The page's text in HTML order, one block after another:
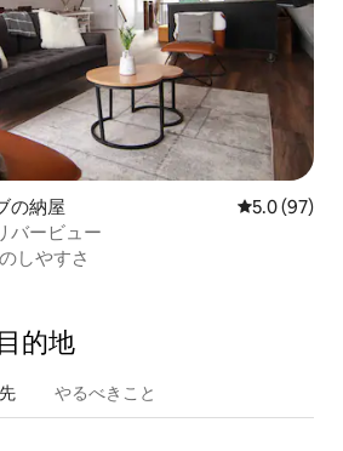
の納屋 レビュー97
5.0 (97)
バービュー
しやすさ
的⁠地
やるべきこと